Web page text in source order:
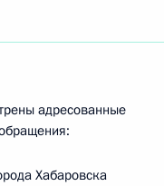
адресованные
Хабаровска